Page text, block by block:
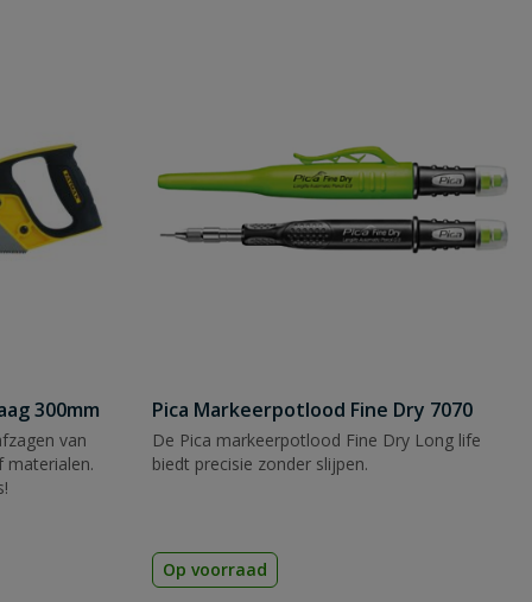
300mm
van
materialen.
Pica Markeerpotlood Fine Dry 7070
De Pica markeerpotlood Fine Dry Long life
biedt precisie zonder slijpen.
Op voorraad